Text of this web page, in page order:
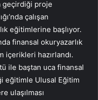
geçirdiği proje
çalışan
eğitimlerine başlıyor.
finansal okuryazarlık
içerikleri hazırlandı.
ile baştan uca finansal
eğitimle Ulusal Eğitim
ulaşılması